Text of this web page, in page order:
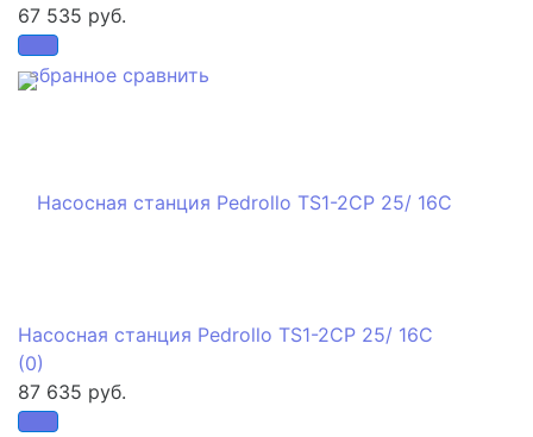
избранное сравнить
67 535 руб.
Насосная станция Pedrollo TS1-2CP 25/ 16C
(0)
87 635 руб.